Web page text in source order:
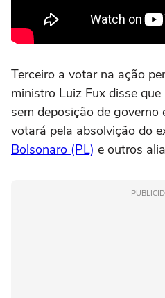
Terceiro a votar na ação
ministro Luiz Fux disse
sem deposição de governo
votará pela absolvição do
Bolsonaro (PL) e outros